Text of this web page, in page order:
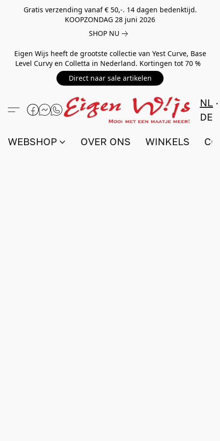
Gratis verzending vanaf € 50,-. 14 dagen bedenktijd.
KOOPZONDAG 28 juni 2026
SHOP NU
Eigen Wijs heeft de grootste collectie van Yest Curve, Base
Level Curvy en Colletta in Nederland. Kortingen tot 70 %
Direct naar sale artikelen
NL
DE
WEBSHOP OVER ONS WINKELS